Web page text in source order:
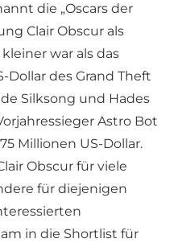
die „Oscars der
Clair Obscur als
war als das
Dollar des Grand Theft
Silksong und Hades
Astro Bot
Millionen US-Dollar.
Obscur für viele
für diejenigen
in die Shortlist für